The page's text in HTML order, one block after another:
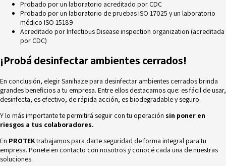
Probado por un laboratorio acreditado por CDC
Probado por un laboratorio de pruebas ISO 17025 y un laboratorio
médico ISO 15189
Acreditado por Infectious Disease inspection organization (acreditada
por CDC)
¡Probá desinfectar ambientes cerrados!
En conclusión, elegir Sanihaze para desinfectar ambientes cerrados brinda
grandes beneficios a tu empresa. Entre ellos destacamos que: es fácil de usar,
desinfecta, es efectivo, de rápida acción, es biodegradable y seguro.
Y lo más importante te permitirá seguir con tu operación sin poner en
riesgos a tus colaboradores.
En PROTEKtrabajamos para darte seguridad de forma integral para tu
empresa. Ponete en contacto con nosotros y conocé cada una de nuestras
soluciones.